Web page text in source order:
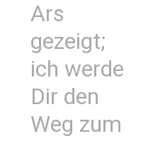
Ars
gezeigt;
ich werde
Dir den
Weg zum